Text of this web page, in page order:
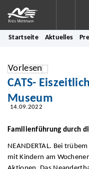
Startseite Aktuelles
Vorlesen
CATS-
Museum
14.09.2022
Familienführung durch
NEANDERTAL. Bei
mit Kindern am